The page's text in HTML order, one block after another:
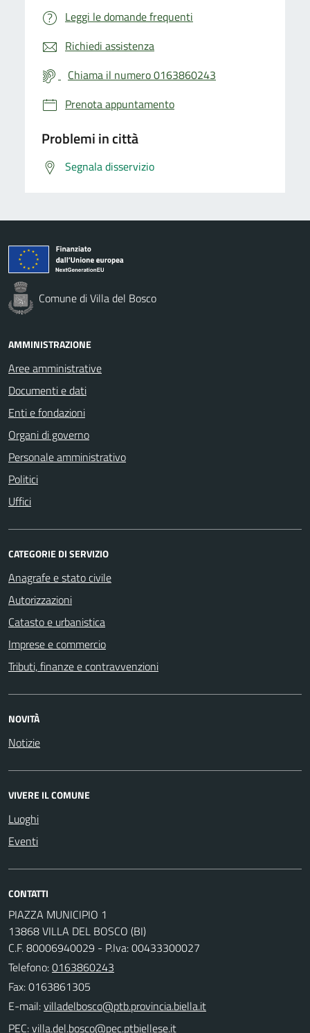
Leggi le domande frequenti
Richiedi assistenza
Chiama il numero 0163860243
Prenota appuntamento
Problemi in città
Segnala disservizio
Comune di Villa del Bosco
AMMINISTRAZIONE
Aree amministrative
Documenti e dati
Enti e fondazioni
Organi di governo
Personale amministrativo
Politici
Uffici
CATEGORIE DI SERVIZIO
Anagrafe e stato civile
Autorizzazioni
Catasto e urbanistica
Imprese e commercio
Tributi, finanze e contravvenzioni
NOVITÀ
Notizie
VIVERE IL COMUNE
Luoghi
Eventi
CONTATTI
PIAZZA MUNICIPIO 1
13868 VILLA DEL BOSCO (BI)
C.F. 80006940029 - P.Iva: 00433300027
Telefono:0163860243
Fax: 0163861305
E-mail:
PEC: